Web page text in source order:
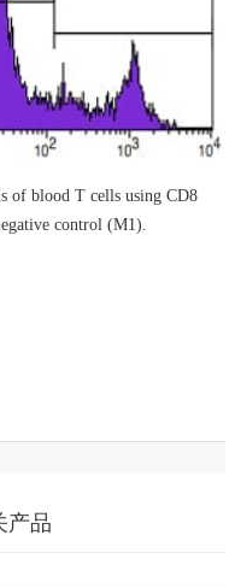
of blood T cells using CD8
control (M1).
产品